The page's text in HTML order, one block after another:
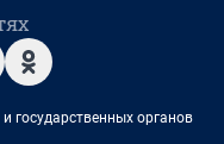
государственных органов